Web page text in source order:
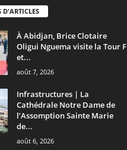
D'ARTICLES
À Abidjan, Brice Clotaire
Oligui Nguema visite la Tour F
et...
août 7, 2026
Infrastructures | La
Cathédrale Notre Dame de
l’Assomption Sainte Marie
de...
août 6, 2026